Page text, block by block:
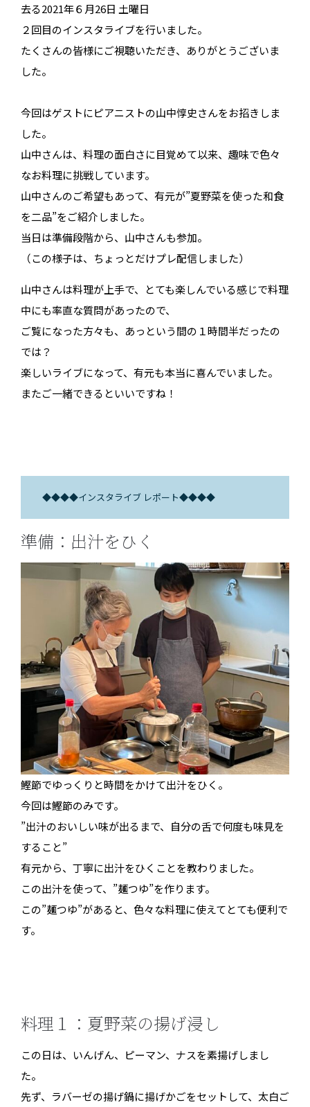
去る2021年６月26日 土曜日
２回目のインスタライブを行いました。
たくさんの皆様にご視聴いただき、ありがとうございま
した。
今回はゲストにピアニストの山中惇史さんをお招きしま
した。
山中さんは、料理の面白さに目覚めて以来、趣味で色々
なお料理に挑戦しています。
山中さんのご希望もあって、有元が”夏野菜を使った和食
を二品”をご紹介しました。
当日は準備段階から、山中さんも参加。
（この様子は、ちょっとだけプレ配信しました）
山中さんは料理が上手で、とても楽しんでいる感じで料理
中にも率直な質問があったので、
ご覧になった方々も、あっという間の１時間半だったの
では？
楽しいライブになって、有元も本当に喜んでいました。
またご一緒できるといいですね！
◆◆◆◆インスタライブ レポート◆◆◆◆
準備：出汁をひく
鰹節でゆっくりと時間をかけて出汁をひく。
今回は鰹節のみです。
”出汁のおいしい味が出るまで、自分の舌で何度も味見を
すること”
有元から、丁寧に出汁をひくことを教わりました。
この出汁を使って、”麺つゆ”を作ります。
この”麺つゆ”があると、色々な料理に使えてとても便利で
す。
料理１：夏野菜の揚げ浸し
この日は、いんげん、ピーマン、ナスを素揚げしまし
た。
先ず、ラバーゼの揚げ鍋に揚げかごをセットして、太白ご